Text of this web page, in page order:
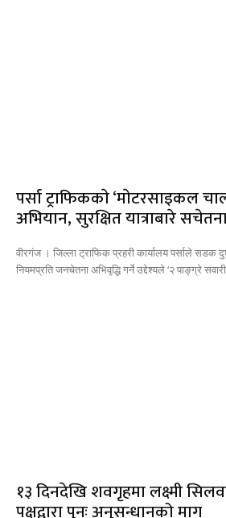
पर्सा ट्राफिककाे ‘माेटरसाइकल
अभियान, सुरक्षित यात्राबारे
वीरगंज । जिल्ला ट्राफिक प्रहरी कार्यालय पर्साले सडक
नियमप्रति जनचेतना अभिवृद्धि गर्ने उद्देश्यले ‘२ पाङ्ग्रे
१३ दिनदेखि शवगृहमा लक्ष्मी
पक्षद्वारा पुनः अनुसन्धानको माग